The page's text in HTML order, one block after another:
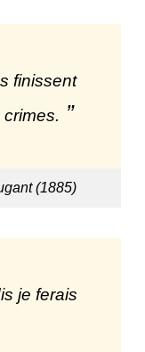
finissent
(1885)
je ferais